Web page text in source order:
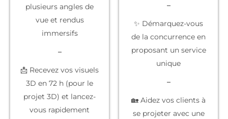
plusieurs angles de
vue et rendus
immersifs
–
📩 Recevez vos visuels
3D en 72 h (pour le
projet 3D) et lancez-
vous rapidement
–
✨ Démarquez-vous
de la concurrence en
proposant un service
unique
–
🏡 Aidez vos clients à
se projeter avec une